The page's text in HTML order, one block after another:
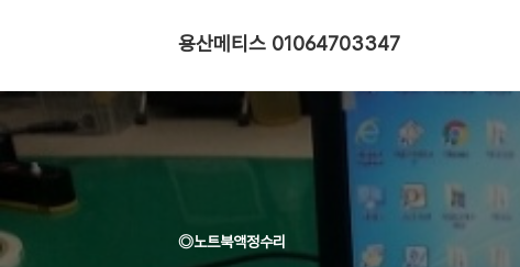
용산메티스 01064703347
◎노트북액정수리